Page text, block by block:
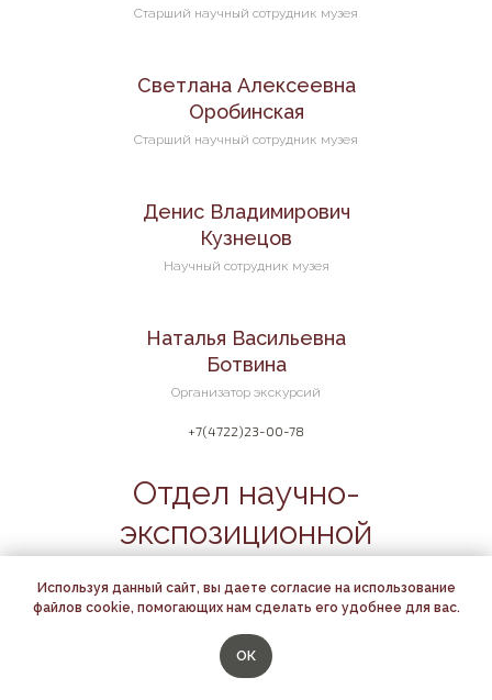
Старший научный сотрудник музея
Светлана Алексеевна
Оробинская
Старший научный сотрудник музея
Денис Владимирович
Кузнецов
Научный сотрудник музея
Наталья Васильевна
Ботвина
Организатор экскурсий
+7(4722)23-00-78
Отдел научно-
экспозиционной
и выставочной работы
+7 (4722)73-26-81
biryukov_myu@mkbo.belregion.ru
Используя данный сайт, вы даете согласие на использование
файлов cookie, помогающих нам сделать его удобнее для вас.
ОК